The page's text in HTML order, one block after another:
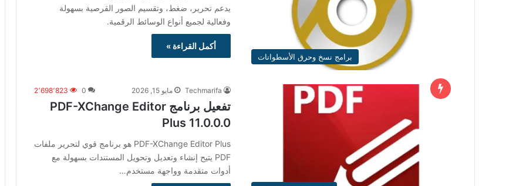
برامج نسخ وحرق الأسطوانات
يدعم تحرير، ضغط، وتقسيم الصور القرصية بسهولة
وفعالية لجميع أنواع الوسائط الرقمية.
أكمل القراءة »
Techmarifa مايو 15, 2026 0 2٬698٬823
تفعيل برنامج PDF-XChange Editor
Plus 11.0.0.0
PDF-XChange Editor Plus هو برنامج قوي لتحرير ملفات
PDF يتيح إنشاء وتعديل وتحويل المستندات بسهولة مع
أدوات متقدمة وواجهة مستخدم…